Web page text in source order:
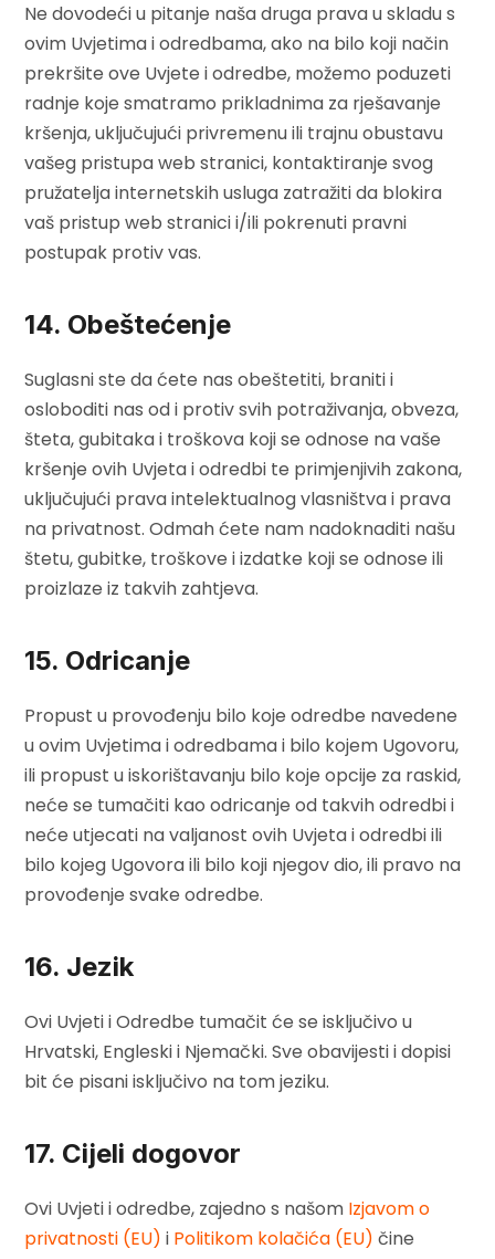
Ne dovodeći u pitanje naša druga prava u skladu s
ovim Uvjetima i odredbama, ako na bilo koji način
prekršite ove Uvjete i odredbe, možemo poduzeti
radnje koje smatramo prikladnima za rješavanje
kršenja, uključujući privremenu ili trajnu obustavu
vašeg pristupa web stranici, kontaktiranje svog
pružatelja internetskih usluga zatražiti da blokira
vaš pristup web stranici i/ili pokrenuti pravni
postupak protiv vas.
14. Obeštećenje
Suglasni ste da ćete nas obeštetiti, braniti i
osloboditi nas od i protiv svih potraživanja, obveza,
šteta, gubitaka i troškova koji se odnose na vaše
kršenje ovih Uvjeta i odredbi te primjenjivih zakona,
uključujući prava intelektualnog vlasništva i prava
na privatnost. Odmah ćete nam nadoknaditi našu
štetu, gubitke, troškove i izdatke koji se odnose ili
proizlaze iz takvih zahtjeva.
15. Odricanje
Propust u provođenju bilo koje odredbe navedene
u ovim Uvjetima i odredbama i bilo kojem Ugovoru,
ili propust u iskorištavanju bilo koje opcije za raskid,
neće se tumačiti kao odricanje od takvih odredbi i
neće utjecati na valjanost ovih Uvjeta i odredbi ili
bilo kojeg Ugovora ili bilo koji njegov dio, ili pravo na
provođenje svake odredbe.
16. Jezik
Ovi Uvjeti i Odredbe tumačit će se isključivo u
Hrvatski, Engleski i Njemački. Sve obavijesti i dopisi
bit će pisani isključivo na tom jeziku.
17. Cijeli dogovor
Ovi Uvjeti i odredbe, zajedno s našom Izjavom o
privatnosti (EU) i Politikom kolačića (EU) čine